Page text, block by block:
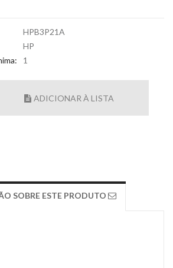
HPB3P21A
HP
1
ADICIONAR À LISTA
SOBRE ESTE PRODUTO